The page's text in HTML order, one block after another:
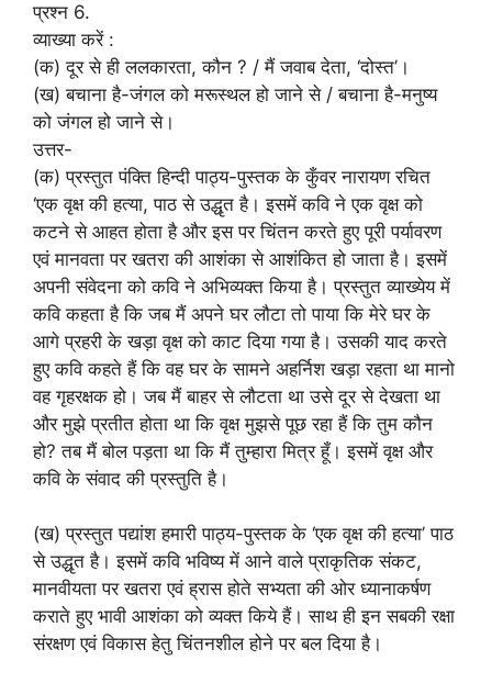
प्रश्न 6.
व्याख्या करें :
(क) दूर से ही ललकारता, कौन ? / मैं जवाब देता, ‘दोस्त’।
(ख) बचाना है-जंगल को मरूस्थल हो जाने से / बचाना है-मनुष्य
को जंगल हो जाने से।
उत्तर-
(क) प्रस्तुत पंक्ति हिन्दी पाठ्य-पुस्तक के कुँवर नारायण रचित
‘एक वृक्ष की हत्या, पाठ से उद्धृत है। इसमें कवि ने एक वृक्ष को
कटने से आहत होता है और इस पर चिंतन करते हुए पूरी पर्यावरण
एवं मानवता पर खतरा की आशंका से आशंकित हो जाता है। इसमें
अपनी संवेदना को कवि ने अभिव्यक्त किया है। प्रस्तुत व्याख्येय में
कवि कहता है कि जब मैं अपने घर लौटा तो पाया कि मेरे घर के
आगे प्रहरी के खड़ा वृक्ष को काट दिया गया है। उसकी याद करते
हुए कवि कहते हैं कि वह घर के सामने अहर्निश खड़ा रहता था मानो
वह गृहरक्षक हो। जब मैं बाहर से लौटता था उसे दूर से देखता था
और मुझे प्रतीत होता था कि वृक्ष मुझसे पूछ रहा हैं कि तुम कौन
हो? तब मैं बोल पड़ता था कि मैं तुम्हारा मित्र हूँ। इसमें वृक्ष और
कवि के संवाद की प्रस्तुति है।
(ख) प्रस्तुत पद्यांश हमारी पाठ्य-पुस्तक के ‘एक वृक्ष की हत्या’ पाठ
से उद्धृत है। इसमें कवि भविष्य में आने वाले प्राकृतिक संकट,
मानवीयता पर खतरा एवं ह्रास होते सभ्यता की ओर ध्यानाकर्षण
कराते हुए भावी आशंका को व्यक्त किये हैं। साथ ही इन सबकी रक्षा
संरक्षण एवं विकास हेतु चिंतनशील होने पर बल दिया है।